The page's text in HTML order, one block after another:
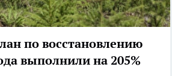
по восстановлению
выполнили на 205%